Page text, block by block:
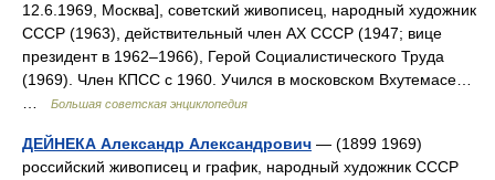
12.6.1969, Москва], советский живописец, народный художник
СССР (1963), действительный член АХ СССР (1947; вице
президент в 1962‒1966), Герой Социалистического Труда
(1969). Член КПСС с 1960. Учился в московском Вхутемасе…
Большая советская энциклопедия
ДЕЙНЕКА Александр Александрович — (1899 1969)
российский живописец и график, народный художник СССР